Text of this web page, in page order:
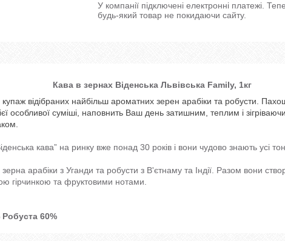
У компанії підключені електронні платежі.
будь-який товар не покидаючи сайту.
Кава в зернах Віденська Львівська Family, 1кг
відібраних найбільш ароматних зерен арабіки та робусти.
особливої суміші, наповнить Ваш день затишним, теплим і
кава” на ринку вже понад 30 років і вони чудово знають усі
арабіки з Уганди та робусти з В'єтнаму та Індії. Разом вони
гірчинкою та фруктовими нотами.
60%